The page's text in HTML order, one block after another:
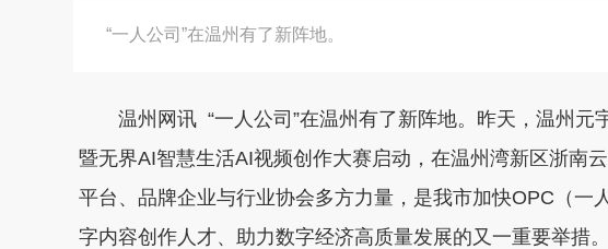
“一人公司”在温州有了新阵地。
温州网讯 “一人公司”在温州有了新阵地。昨天，温州元
暨无界AI智慧生活AI视频创作大赛启动，在温州湾新区浙南
平台、品牌企业与行业协会多方力量，是我市加快OPC（一
字内容创作人才、助力数字经济高质量发展的又一重要举措。